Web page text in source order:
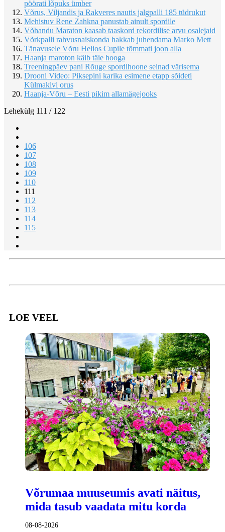
pöörati lõpuks ümber
Võrus, Viljandis ja Rakveres nautis jalgpalli 185 tüdrukut
Mehistuv Rene Zahkna panustab ainult spordile
Võhandu Maraton kaasab taaskord rekordilise arvu osalejaid
Võrkpalli rahvusnaiskonda hakkab juhendama Marko Mett
Tänavusele Võru Helios Cupile tõmmati joon alla
Haanja maroton käib täie hooga
Treeningpäev pani Rõuge spordihoone seinad värisema
Drooni Video: Piksepini karika esimene etapp sõideti
Külmakivi orus
Haanja-Võru – Eesti pikim allamägejooks
Lehekülg 111 / 122
106
107
108
109
110
111
112
113
114
115
LOE VEEL
Võrumaa muuseumis avati näitus,
mida tasub vaadata mitu korda
08-08-2026